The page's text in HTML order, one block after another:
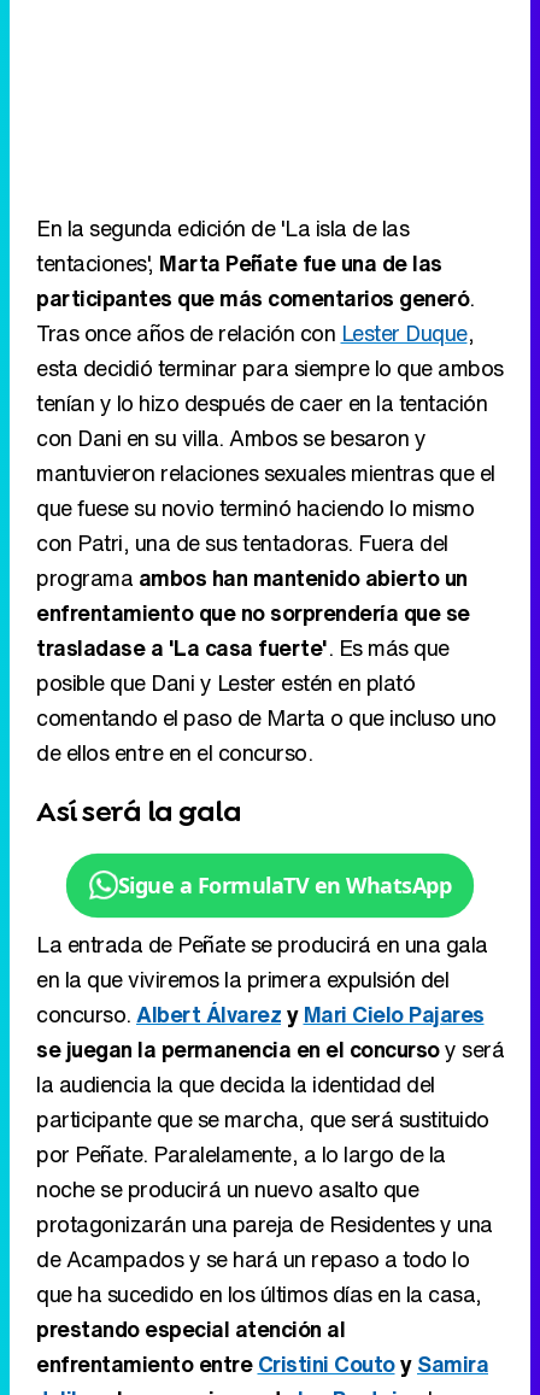
En la segunda edición de 'La isla de las
tentaciones', Marta Peñate fue una de las
participantes que más comentarios generó.
Tras once años de relación con Lester Duque,
esta decidió terminar para siempre lo que ambos
tenían y lo hizo después de caer en la tentación
con Dani en su villa. Ambos se besaron y
mantuvieron relaciones sexuales mientras que el
que fuese su novio terminó haciendo lo mismo
con Patri, una de sus tentadoras. Fuera del
programa ambos han mantenido abierto un
enfrentamiento que no sorprendería que se
trasladase a 'La casa fuerte'. Es más que
posible que Dani y Lester estén en plató
comentando el paso de Marta o que incluso uno
de ellos entre en el concurso.
Así será la gala
Sigue a FormulaTV en WhatsApp
La entrada de Peñate se producirá en una gala
en la que viviremos la primera expulsión del
concurso.Albert ÁlvarezyMari Cielo Pajares
se juegan la permanencia en el concursoy será
la audiencia la que decida la identidad del
participante que se marcha, que será sustituido
por Peñate. Paralelamente, a lo largo de la
noche se producirá un nuevo asalto que
protagonizarán una pareja de Residentes y una
de Acampados y se hará un repaso a todo lo
que ha sucedido en los últimos días en la casa,
prestando especial atención al
enfrentamiento entreCristini CoutoySamira